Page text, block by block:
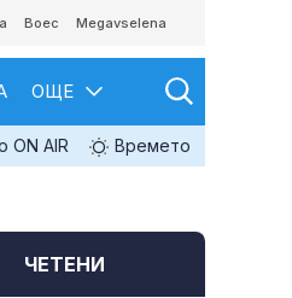
Boec Megavselena
ОЩЕ
ON AIR Времето
ЧЕТЕНИ